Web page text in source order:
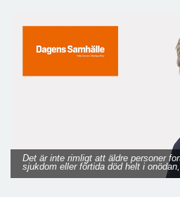
Det är inte rimligt att äldre personer
sjukdom eller förtida död helt i